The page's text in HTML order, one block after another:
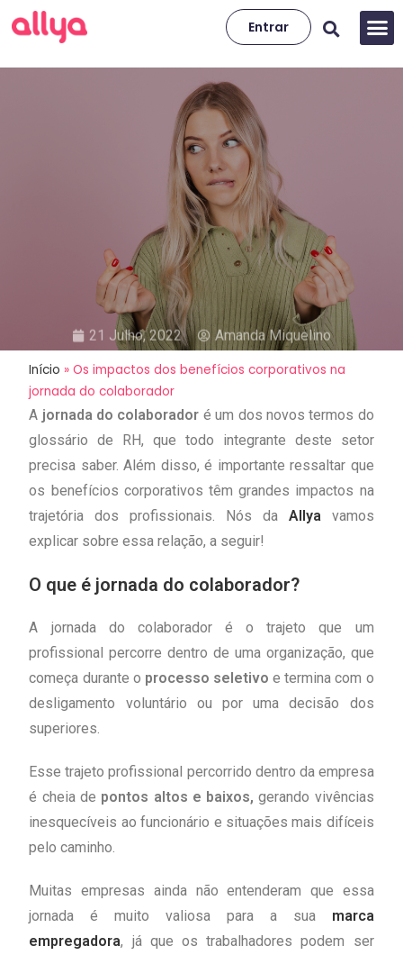
Entrar
21 Julho, 2022 Amanda Miquelino
Os impactos dos benefícios
corporativos na jornada do
colaborador
Início »Os impactos dos benefícios corporativos na
jornada do colaborador
A jornada do colaborador é um dos novos termos do
glossário de RH, que todo integrante deste setor
precisa saber. Além disso, é importante ressaltar que
os benefícios corporativos têm grandes impactos na
trajetória dos profissionais. Nós da Allyavamos
explicar sobre essa relação, a seguir!
O que é jornada do colaborador?
A jornada do colaborador é o trajeto que um
profissional percorre dentro de uma organização, que
começa durante o processo seletivo e termina com o
desligamento voluntário ou por uma decisão dos
superiores.
Esse trajeto profissional percorrido dentro da empresa
é cheia de pontos altos e baixos,gerando vivências
inesquecíveis ao funcionário e situações mais difíceis
pelo caminho.
Muitas empresas ainda não entenderam que essa
jornada é muito valiosa para a sua marca
empregadora, já que os trabalhadores podem ser